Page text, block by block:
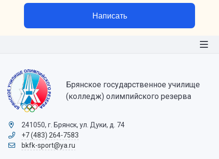
Написать
Брянское государственное училище
(колледж) олимпийского резерва
241050, г. Брянск, ул. Дуки, д. 74
+7 (483) 264-7583
bkfk-sport@ya.ru